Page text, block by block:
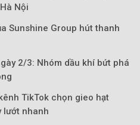
Nội
Sunshine Group hút thanh
2/3: Nhóm dầu khí bứt phá
TikTok chọn gieo hạt
lướt nhanh